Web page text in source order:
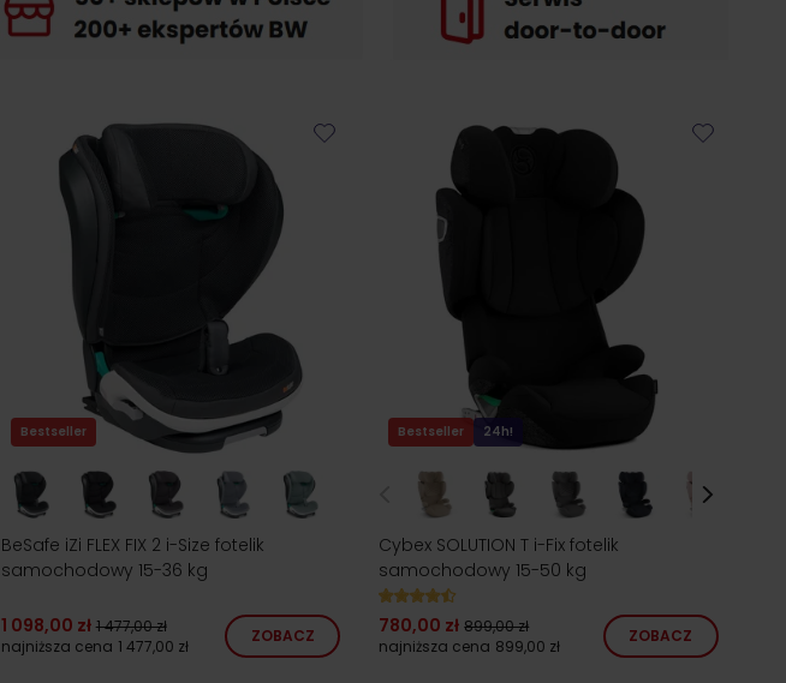
Bestseller
BeSafe iZi FLEX FIX 2 i-Size fotelik
samochodowy 15-36 kg
1 098,00 zł 1 477,00 zł
najniższa cena 1 477,00 zł
ZOBACZ
Bestseller 24h!
Cybex SOLUTION T i-Fix fotelik
samochodowy 15-50 kg
780,00 zł 899,00 zł
najniższa cena 899,00 zł
ZOBACZ